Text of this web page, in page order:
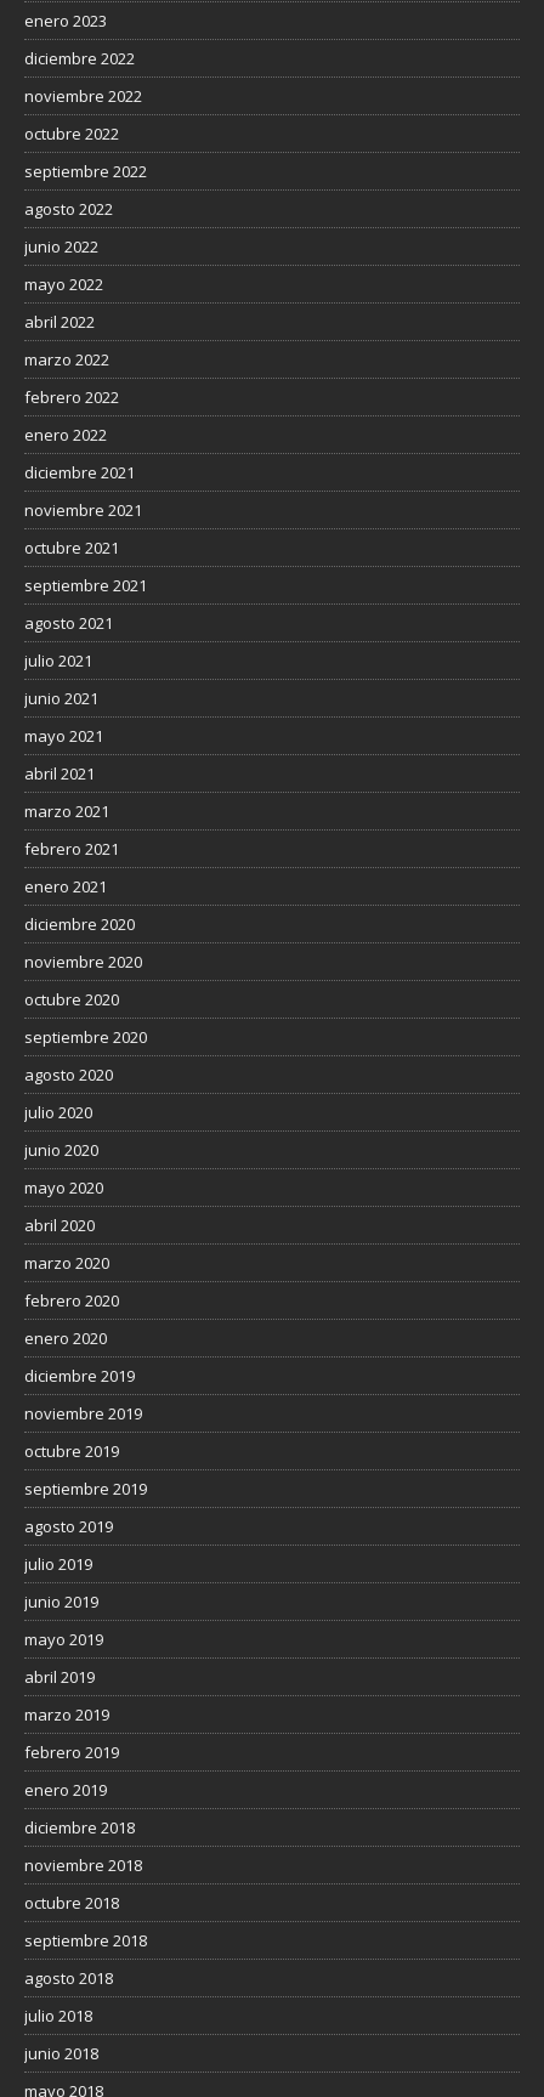
enero 2023
diciembre 2022
noviembre 2022
octubre 2022
septiembre 2022
agosto 2022
junio 2022
mayo 2022
abril 2022
marzo 2022
febrero 2022
enero 2022
diciembre 2021
noviembre 2021
octubre 2021
septiembre 2021
agosto 2021
julio 2021
junio 2021
mayo 2021
abril 2021
marzo 2021
febrero 2021
enero 2021
diciembre 2020
noviembre 2020
octubre 2020
septiembre 2020
agosto 2020
julio 2020
junio 2020
mayo 2020
abril 2020
marzo 2020
febrero 2020
enero 2020
diciembre 2019
noviembre 2019
octubre 2019
septiembre 2019
agosto 2019
julio 2019
junio 2019
mayo 2019
abril 2019
marzo 2019
febrero 2019
enero 2019
diciembre 2018
noviembre 2018
octubre 2018
septiembre 2018
agosto 2018
julio 2018
junio 2018
mayo 2018